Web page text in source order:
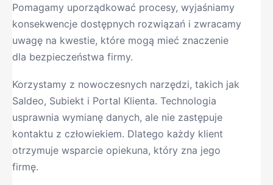
Pomagamy uporządkować procesy, wyjaśniamy
konsekwencje dostępnych rozwiązań i zwracamy
uwagę na kwestie, które mogą mieć znaczenie
dla bezpieczeństwa firmy.
Korzystamy z nowoczesnych narzędzi, takich jak
Saldeo, Subiekt i Portal Klienta. Technologia
usprawnia wymianę danych, ale nie zastępuje
kontaktu z człowiekiem. Dlatego każdy klient
otrzymuje wsparcie opiekuna, który zna jego
firmę.